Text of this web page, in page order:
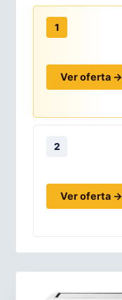
1
Ver oferta →
2
Ver oferta →